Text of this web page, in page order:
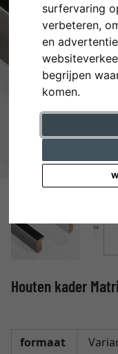
surfervaring
verbeteren,
en
begrijpen
komen.
Terug
Houten kader
formaat